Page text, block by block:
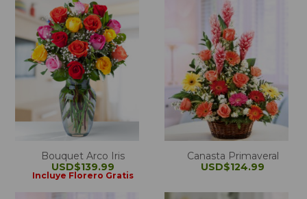
Bouquet Arco Iris
USD$139.99
Incluye Florero Gratis
Canasta Primaveral
USD$124.99